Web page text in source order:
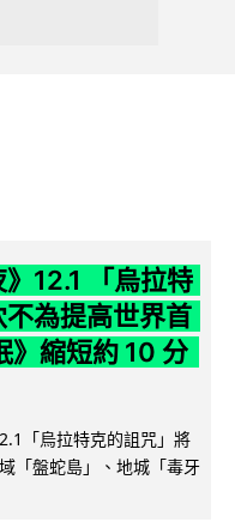
》12.1 「烏拉特
為提高世界首
》縮短約 10 分
「烏拉特克的詛咒」將
「盤蛇島」、地城「毒牙